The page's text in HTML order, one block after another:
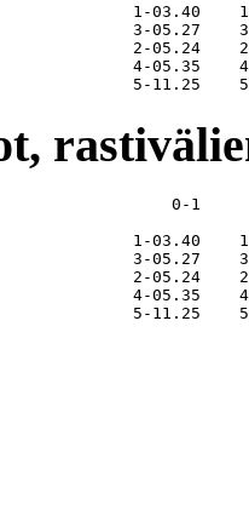
1-03.40
3-05.27
2-05.24
4-05.35
0-1
1-03.40
3-05.27
2-05.24
4-05.35